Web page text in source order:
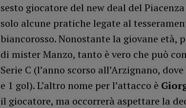
sesto giocatore del new deal del
solo alcune pratiche legate al
biancorosso. Nonostante la giovane età,
di mister Manzo, tanto è vero che può
Serie C (l’anno scorso all’Arzignano,
e 1 gol). L’altro nome per l’attacco è
il giocatore, ma occorrerà aspettare la